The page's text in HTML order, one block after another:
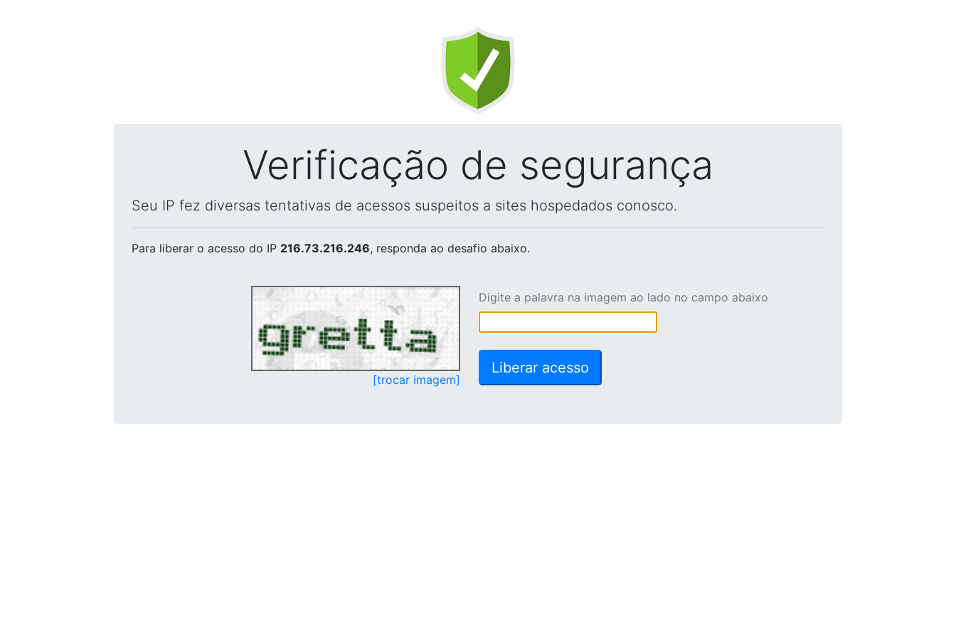
Verificação de segurança
Seu IP fez diversas tentativas de acessos suspeitos a sites hospedados conosco.
Para liberar o acesso do IP 216.73.216.246, responda ao desafio abaixo.
[trocar imagem]
Digite a palavra na imagem ao lado no campo abaixo